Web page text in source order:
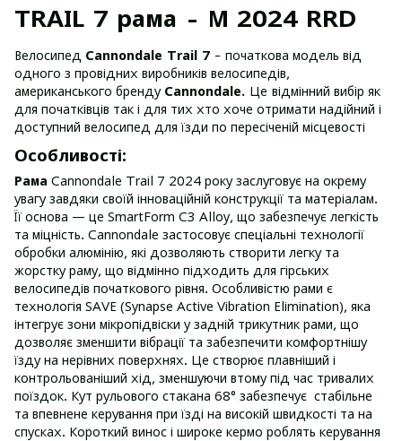
TRAIL 7 рама - M 2024 RRD
Велосипед Cannondale Trail 7 - початкова модель від
одного з провідних виробників велосипедів,
американського бренду Cannondale. Це відмінний вибір як
для початківців так і для тих хто хоче отримати надійний і
доступний велосипед для їзди по пересіченій місцевості
Особливості:
Рама Cannondale Trail 7 2024 року заслуговує на окрему
увагу завдяки своїй інноваційній конструкції та матеріалам.
Її основа — це SmartForm C3 Alloy, що забезпечує легкість
та міцність. Cannondale застосовує спеціальні технології
обробки алюмінію, які дозволяють створити легку та
жорстку раму, що відмінно підходить для гірських
велосипедів початкового рівня. Особливістю рами є
технологія SAVE (Synapse Active Vibration Elimination), яка
інтегрує зони мікропідвіски у задній трикутник рами, що
дозволяє зменшити вібрації та забезпечити комфортнішу
їзду на нерівних поверхнях. Це створює плавніший і
контрольованіший хід, зменшуючи втому під час тривалих
поїздок. Кут рульового стакана 68° забезпечує стабільне
та впевнене керування при їзді на високій швидкості та на
спусках. Короткий винос і широке кермо роблять керування